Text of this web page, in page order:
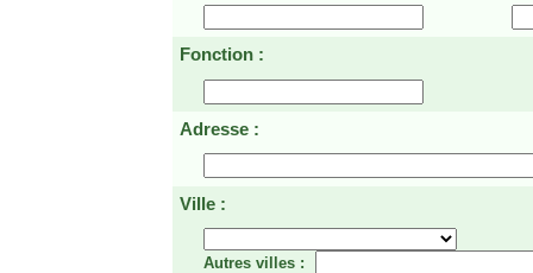
Fonction :
Adresse :
Ville :
Autres villes :